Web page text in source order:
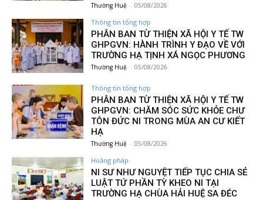
Thường Huệ - 05/08/2026
Thông tin tổng hợp
PHÂN BAN TỪ THIỆN XÃ HỘI Y TẾ TW
GHPGVN: HÀNH TRÌNH Y ĐẠO VỀ VỚI
TRƯỜNG HẠ TỊNH XÁ NGỌC PHƯƠNG
Thường Huệ - 05/08/2026
Thông tin tổng hợp
PHÂN BAN TỪ THIỆN XÃ HỘI Y TẾ TW
GHPGVN: CHĂM SÓC SỨC KHỎE CHƯ
TÔN ĐỨC NI TRONG MÙA AN CƯ KIẾT
HẠ
Thường Huệ - 05/08/2026
Hoằng pháp
NI SƯ NHƯ NGUYỆT TIẾP TỤC CHIA SẺ
LUẬT TỨ PHẦN TỲ KHEO NI TẠI
TRƯỜNG HẠ CHÙA HẢI HUỆ SA ĐÉC